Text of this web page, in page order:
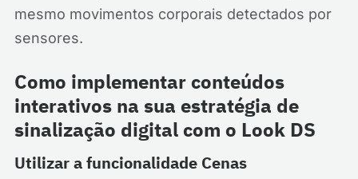
mesmo movimentos corporais detectados por
sensores.
Como implementar conteúdos
interativos na sua estratégia de
sinalização digital com o Look DS
Utilizar a funcionalidade Cenas